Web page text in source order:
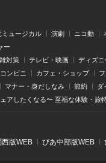
ミュージカル 演劇 ニコ動
ー
対策 テレビ・映画 ディズ
コンビニ カフェ・ショップ
マナー・身だしなみ 節約 ダ
アしたくなる〜 至福な体験・旅
⻄版WEB ぴあ中部版WEB